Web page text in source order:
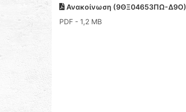
Ανακοίνωση (9ΘΞ04653ΠΩ-Δ9Ο)
PDF - 1,2 MB